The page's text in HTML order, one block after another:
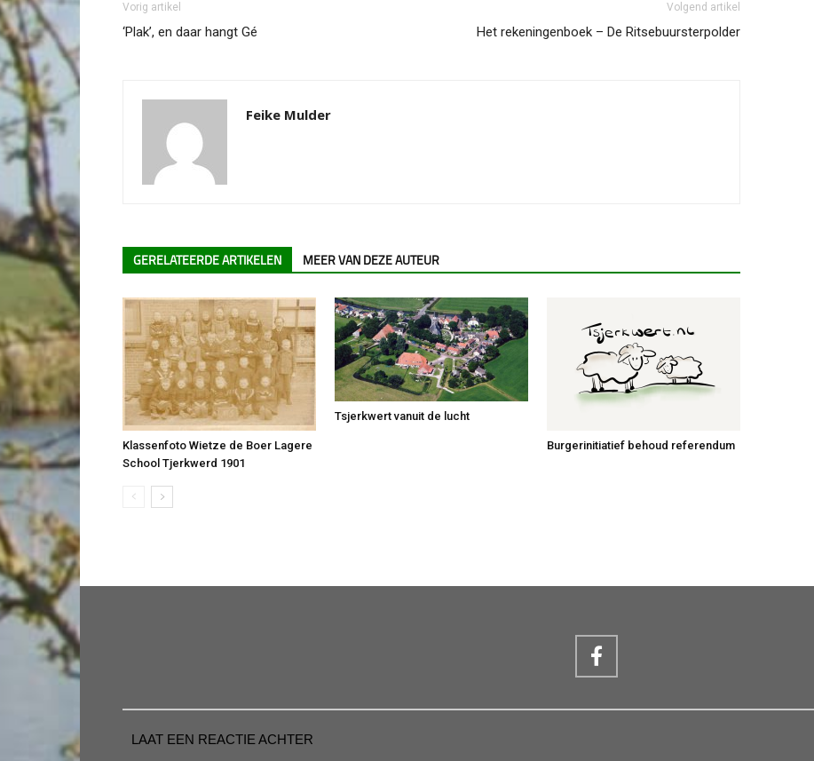
Vorig artikel
‘Plak’, en daar hangt Gé
Volgend artikel
Het rekeningenboek – De Ritsebuursterpolder
Feike Mulder
GERELATEERDE ARTIKELEN MEER VAN DEZE AUTEUR
Klassenfoto Wietze de Boer Lagere
School Tjerkwerd 1901
Tsjerkwert vanuit de lucht
Burgerinitiatief behoud referendum
LAAT EEN REACTIE ACHTER